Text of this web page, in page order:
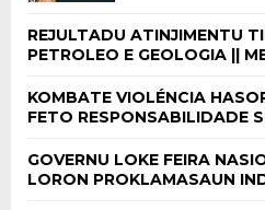
REJULTADU ATINJIMENTU
PETROLEO E GEOLOGIA ||
KOMBATE VIOLÉNCIA
FETO RESPONSABILIDADE
GOVERNU LOKE FEIRA
LORON PROKLAMASAUN